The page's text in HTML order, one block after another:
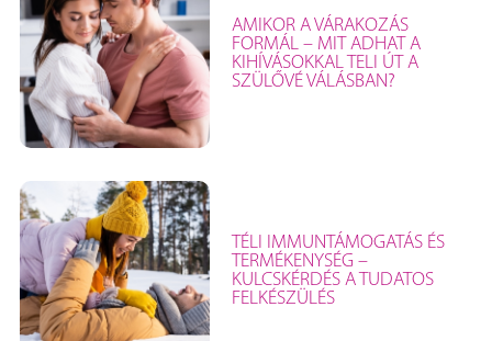
AMIKOR A VÁRAKOZÁS
FORMÁL – MIT ADHAT A
KIHÍVÁSOKKAL TELI ÚT A
SZÜLŐVÉ VÁLÁSBAN?
TÉLI IMMUNTÁMOGATÁS ÉS
TERMÉKENYSÉG –
KULCSKÉRDÉS A TUDATOS
FELKÉSZÜLÉS